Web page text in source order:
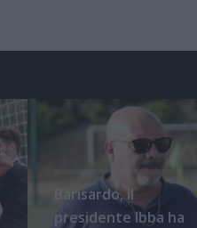
Barisardo, il
presidente Ibba ha